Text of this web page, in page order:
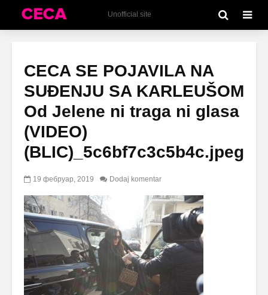
Unofficial site
CECA SE POJAVILA NA
SUĐENJU SA KARLEUŠOM
Od Jelene ni traga ni glasa
(VIDEO)
(BLIC)_5c6bf7c3c5b4c.jpeg
19 фебруар, 2019 Dodaj komentar